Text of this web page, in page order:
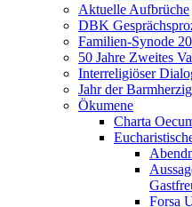
Aktuelle Aufbrüche
DBK
Familien-Synode
50 Jahre Zweites
Interreligiöser
Jahr der
Ökumene
Charta
Forsa